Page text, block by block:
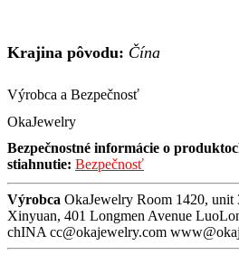
Krajina pôvodu: Čína
Výrobca a Bezpečnosť
OkaJewelry
Bezpečnostné informácie o
stiahnutie: Bezpečnosť
Výrobca OkaJewelry Room 1420,
Xinyuan, 401 Longmen Avenue
chINA cc@okajewelry.com